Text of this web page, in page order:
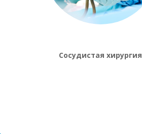
Сосудистая хирургия